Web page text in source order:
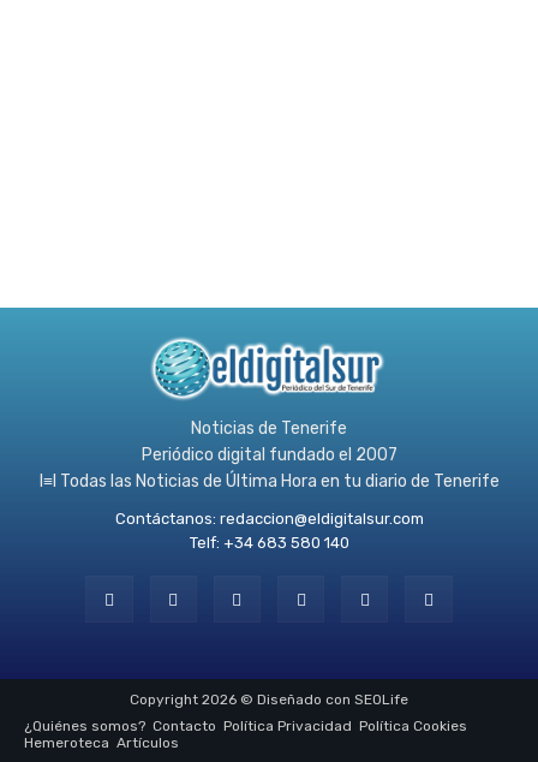
Noticias de Tenerife
Periódico digital fundado el 2007
l≡l Todas las Noticias de Última Hora en tu diario de Tenerife
Contáctanos: redaccion@eldigitalsur.com
Telf: +34 683 580 140
Copyright 2026 © Diseñado con SEOLife
¿Quiénes somos? Contacto Política Privacidad Política Cookies
Hemeroteca Artículos